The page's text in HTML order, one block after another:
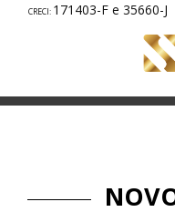
171403-F e 35660-J